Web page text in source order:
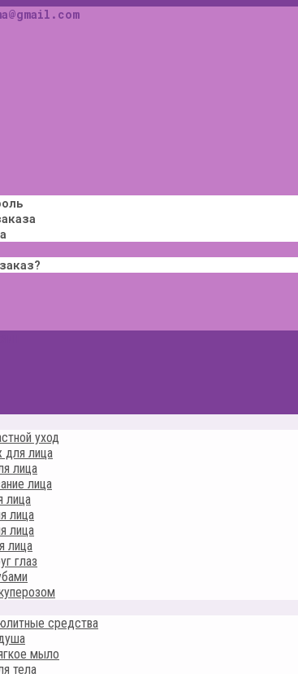
уход
лица
лица
лица
лица
лица
лица
лица
глаз
средства
мыло
тела